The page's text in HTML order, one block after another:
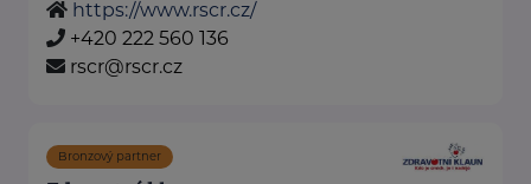
https://www.rscr.cz/
+420 222 560 136
rscr@rscr.cz
Bronzový partner